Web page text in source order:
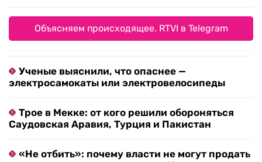
Объясняем происходящее. RTVI в Telegram
Ученые выяснили, что опаснее —
электросамокаты или электровелосипеды
Трое в Мекке: от кого решили обороняться
Саудовская Аравия, Турция и Пакистан
«Не отбить»: почему власти не могут продать